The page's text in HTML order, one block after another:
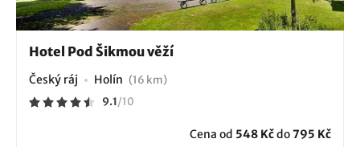
Hotel Pod Šikmou věží
Český ráj Holín (16 km)
9.1/10
Cena od 548 Kčdo795 Kč